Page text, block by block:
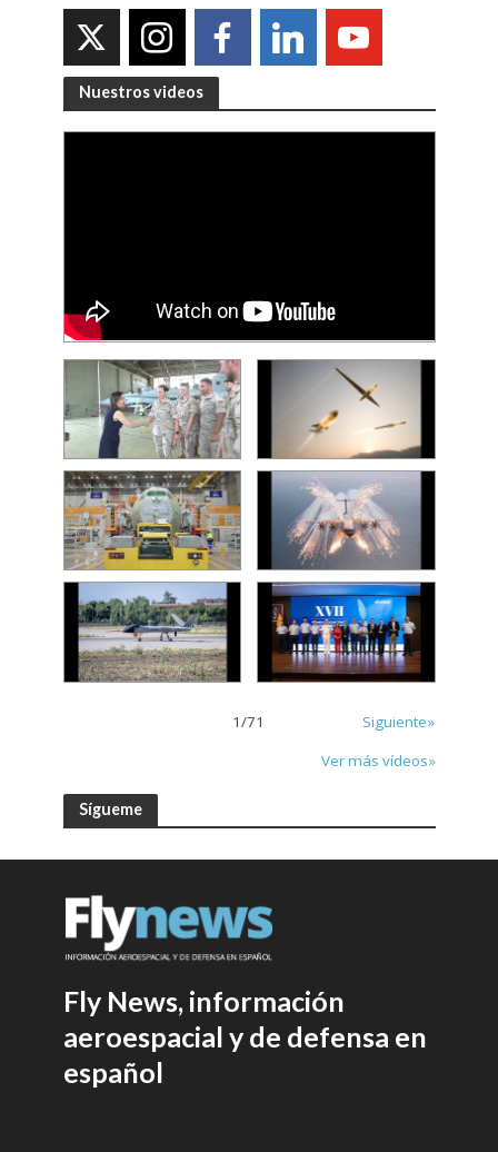
Nuestros videos
1/71
Siguiente»
Ver más vídeos»
Sígueme
Fly News, información
aeroespacial y de defensa en
español